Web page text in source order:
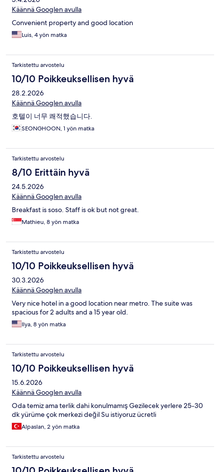
Käännä Googlen avulla
Convenient property and good location
Luis, 4 yön matka
Tarkistettu arvostelu
10/10 Poikkeuksellisen hyvä
28.2.2026
Käännä Googlen avulla
호텔이 너무 쾌적했습니다.
SEONGHOON, 1 yön matka
Tarkistettu arvostelu
8/10 Erittäin hyvä
24.5.2026
Käännä Googlen avulla
Breakfast is soso. Staff is ok but not great.
Mathieu, 8 yön matka
Tarkistettu arvostelu
10/10 Poikkeuksellisen hyvä
30.3.2026
Käännä Googlen avulla
Very nice hotel in a good location near metro. The suite was
spacious for 2 adults and a 15 year old.
Ilya, 8 yön matka
Tarkistettu arvostelu
10/10 Poikkeuksellisen hyvä
15.6.2026
Käännä Googlen avulla
Oda temiz ama terlik dahi konulmamış Gezilecek yerlere 25-30
dk yürüme çok merkezi değil Su istiyoruz ücretli
Alpaslan, 2 yön matka
Tarkistettu arvostelu